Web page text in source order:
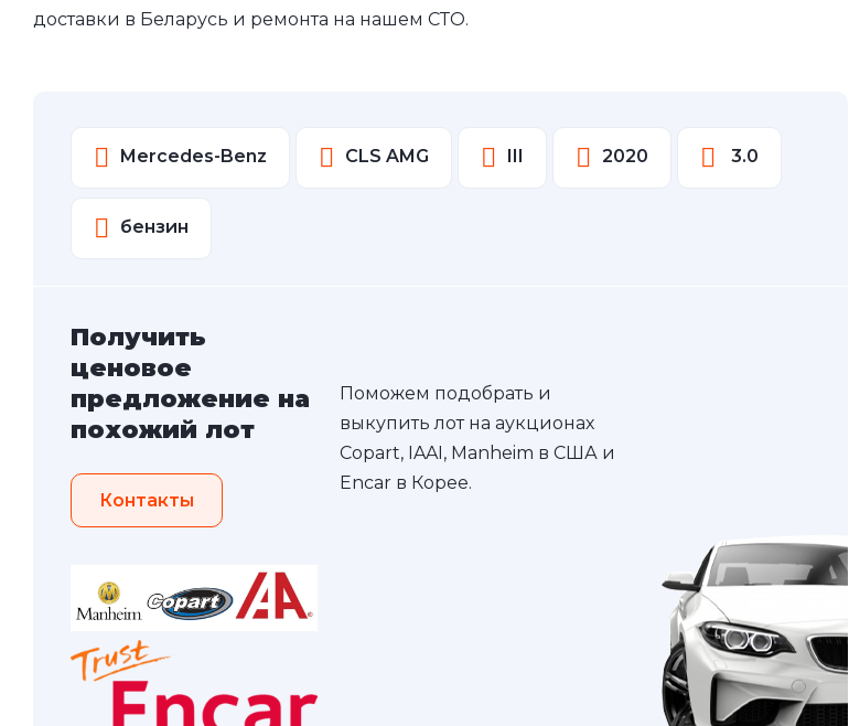
доставки в Беларусь и ремонта на нашем СТО.
Mercedes-Benz CLS AMG III 2020 3.0
бензин
Получить
ценовое
предложение на
похожий лот
Контакты
Поможем подобрать и
выкупить лот на аукционах
Copart, IAAI, Manheim в США и
Encar в Корее.